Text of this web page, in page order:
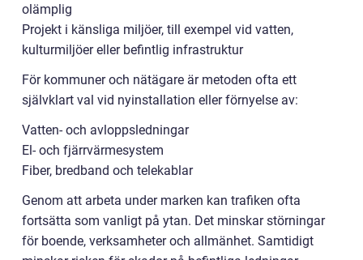
olämplig
Projekt i känsliga miljöer, till exempel vid vatten,
kulturmiljöer eller befintlig infrastruktur
För kommuner och nätägare är metoden ofta ett
självklart val vid nyinstallation eller förnyelse av:
Vatten- och avloppsledningar
El- och fjärrvärmesystem
Fiber, bredband och telekablar
Genom att arbeta under marken kan trafiken ofta
fortsätta som vanligt på ytan. Det minskar störningar
för boende, verksamheter och allmänhet. Samtidigt